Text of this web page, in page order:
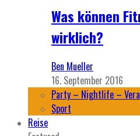
Was können
wirklich?
Ben Mueller
16. September 2016
Party – Nightlife –
Sport
Reise